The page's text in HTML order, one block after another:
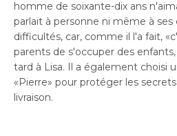
homme de soixante-dix ans
parlait à personne ni même à ses
difficultés, car, comme il l'a fait,
parents de s'occuper des
tard à Lisa. Il a également choisi
«Pierre» pour protéger les
livraison.